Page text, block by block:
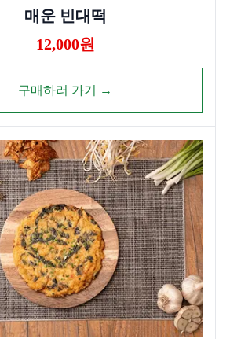
매운 빈대떡
12,000원
구매하러 가기 →